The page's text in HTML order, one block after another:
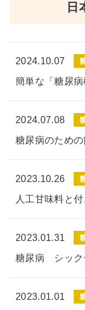
日
2024.10.07
簡単な「糖尿病
2024.07.08
糖尿病のため
2023.10.26
人工甘味料と付
2023.01.31
糖尿病 シッ
2023.01.01